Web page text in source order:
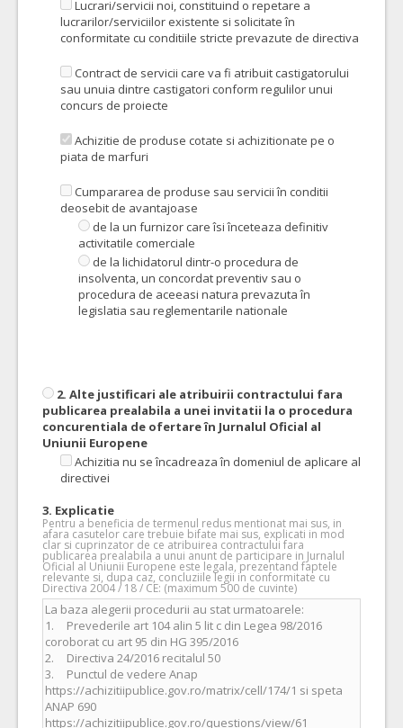
Lucrari/servicii noi, constituind o repetare a
lucrarilor/serviciilor existente si solicitate în
conformitate cu conditiile stricte prevazute de directiva
Contract de servicii care va fi atribuit castigatorului
sau unuia dintre castigatori conform regulilor unui
concurs de proiecte
Achizitie de produse cotate si achizitionate pe o
piata de marfuri
Cumpararea de produse sau servicii în conditii
deosebit de avantajoase
de la un furnizor care îsi înceteaza definitiv
activitatile comerciale
de la lichidatorul dintr-o procedura de
insolventa, un concordat preventiv sau o
procedura de aceeasi natura prevazuta în
legislatia sau reglementarile nationale
2. Alte justificari ale atribuirii contractului fara
publicarea prealabila a unei invitatii la o procedura
concurentiala de ofertare în Jurnalul Oficial al
Uniunii Europene
Achizitia nu se încadreaza în domeniul de aplicare al
directivei
3. Explicatie
Pentru a beneficia de termenul redus mentionat mai sus, in
afara casutelor care trebuie bifate mai sus, explicati in mod
clar si cuprinzator de ce atribuirea contractului fara
publicarea prealabila a unui anunt de participare in Jurnalul
Oficial al Uniunii Europene este legala, prezentand faptele
relevante si, dupa caz, concluziile legii in conformitate cu
Directiva 2004 / 18 / CE: (maximum 500 de cuvinte)